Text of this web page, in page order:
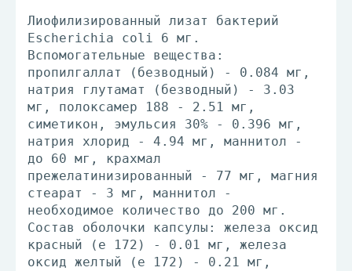
Лиофилизированный лизат бактерий
Escherichia coli 6 мг.
Вспомогательные вещества:
пропилгаллат (безводный) - 0.084 мг,
натрия глутамат (безводный) - 3.03
мг, полоксамер 188 - 2.51 мг,
симетикон, эмульсия 30% - 0.396 мг,
натрия хлорид - 4.94 мг, маннитол -
до 60 мг, крахмал
прежелатинизированный - 77 мг, магния
стеарат - 3 мг, маннитол -
необходимое количество до 200 мг.
Состав оболочки капсулы: железа оксид
красный (е 172) - 0.01 мг, железа
оксид желтый (е 172) - 0.21 мг,